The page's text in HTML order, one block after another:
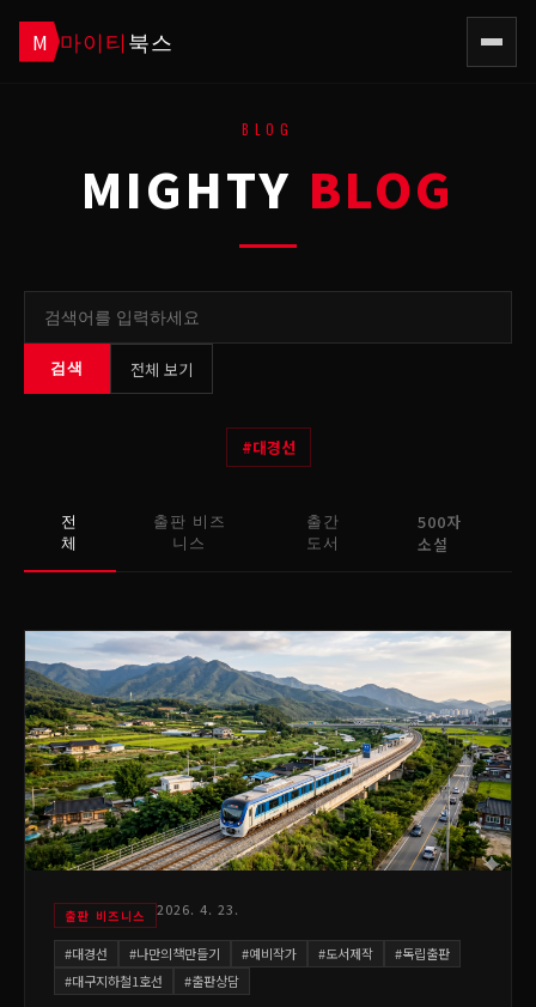
M 마이티북스
BLOG
MIGHTY BLOG
검색 전체 보기
#대경선
전
체
출판 비즈
니스
출간
도서
500자
소설
출판 비즈니스 2026. 4. 23.
#대경선 #나만의책만들기 #예비작가 #도서제작 #독립출판
#대구지하철1호선 #출판상담